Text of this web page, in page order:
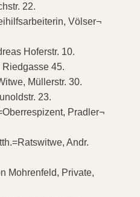
22.
Völser¬
Hoferstr. 10.
Riedgasse 45.
Müllerstr. 30.
23.
Pradler¬
Andr.
Mohrenfeld, Private,